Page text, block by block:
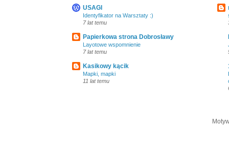
USAGI
Identyfikator na Warsztaty :)
7 lat temu
Papierkowa strona Dobrosławy
Layotowe wspomnienie
7 lat temu
Kasikowy kącik
Mapki, mapki
11 lat temu